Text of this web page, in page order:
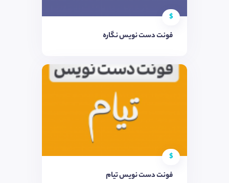
$
فونت دست نویس نگاره
$
فونت دست نویس تیام